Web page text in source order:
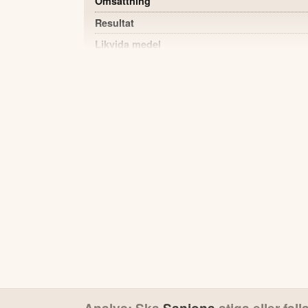
Resultat
Likvida medel
intäktsströmmar.